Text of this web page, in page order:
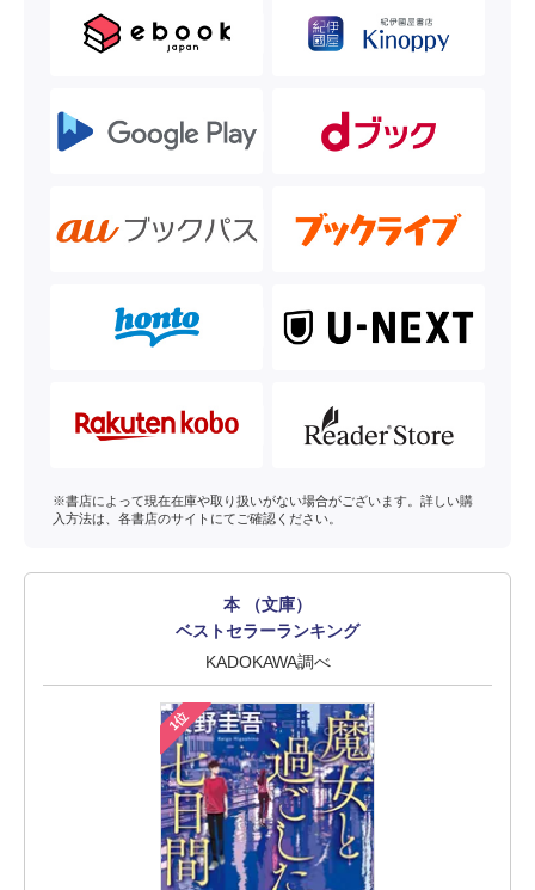
※書店によって現在在庫や取り扱いがない場合がございます。詳しい購
入方法は、各書店のサイトにてご確認ください。
本 （文庫）
ベストセラーランキング
KADOKAWA調べ
1位